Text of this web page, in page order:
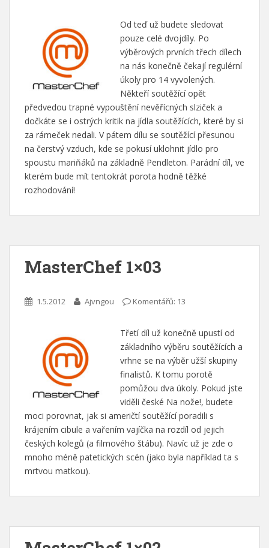
Od teď už budete sledovat
pouze celé dvojdíly. Po
výběrových prvních třech dílech
na nás konečně čekají regulérní
úkoly pro 14 vyvolených.
Někteří soutěžící opět
předvedou trapné vypouštění nevěřícných slziček a
dočkáte se i ostrých kritik na jídla soutěžících, které by si
za rámeček nedali. V pátem dílu se soutěžící přesunou
na čerstvý vzduch, kde se pokusí uklohnit jídlo pro
spoustu mariňáků na základně Pendleton. Parádní díl, ve
kterém bude mít tentokrát porota hodně těžké
rozhodování!
MasterChef 1×03
1.5.2012 Ajvngou Komentářů: 13
Třetí díl už konečně upustí od
základního výběru soutěžících a
vrhne se na výběr užší skupiny
finalistů. K tomu porotě
pomůžou dva úkoly. Pokud jste
viděli české Na nože!, budete
moci porovnat, jak si američtí soutěžící poradili s
krájením cibule a vařením vajíčka na rozdíl od jejich
českých kolegů (a filmového štábu). Navíc už je zde o
mnoho méně patetických scén (jako byla například ta s
mrtvou matkou).